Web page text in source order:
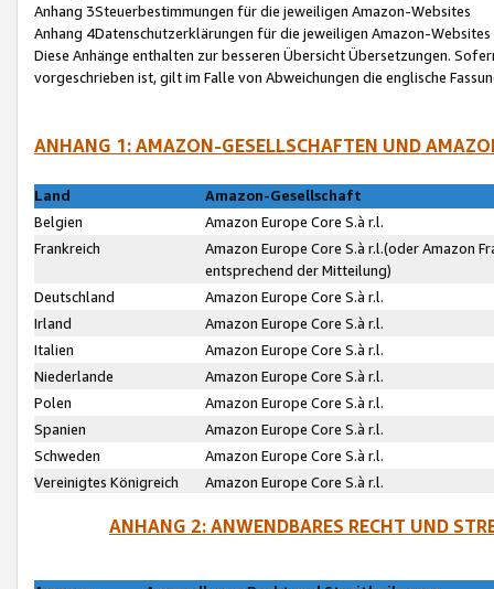
Anhang 3Steuerbestimmungen für die jeweiligen Amazon-Websites
Anhang 4Datenschutzerklärungen für die jeweiligen Amazon-Websites
Diese Anhänge enthalten zur besseren Übersicht Übersetzungen.
vorgeschrieben ist, gilt im Falle von Abweichungen die englische
ANHANG 1: AMAZON-GESELLSCHAFTEN UND
Land
Amazon-Gesellschaft
Belgien
Amazon Europe Core S.à r.l.
Frankreich
Amazon Europe Core S.à r.l.(oder Amazon
entsprechend der Mitteilung)
Deutschland
Amazon Europe Core S.à r.l.
Irland
Amazon Europe Core S.à r.l.
Italien
Amazon Europe Core S.à r.l.
Niederlande
Amazon Europe Core S.à r.l.
Polen
Amazon Europe Core S.à r.l.
Spanien
Amazon Europe Core S.à r.l.
Schweden
Amazon Europe Core S.à r.l.
Vereinigtes Königreich
Amazon Europe Core S.à r.l.
ANHANG 2: ANWENDBARES RECHT UND